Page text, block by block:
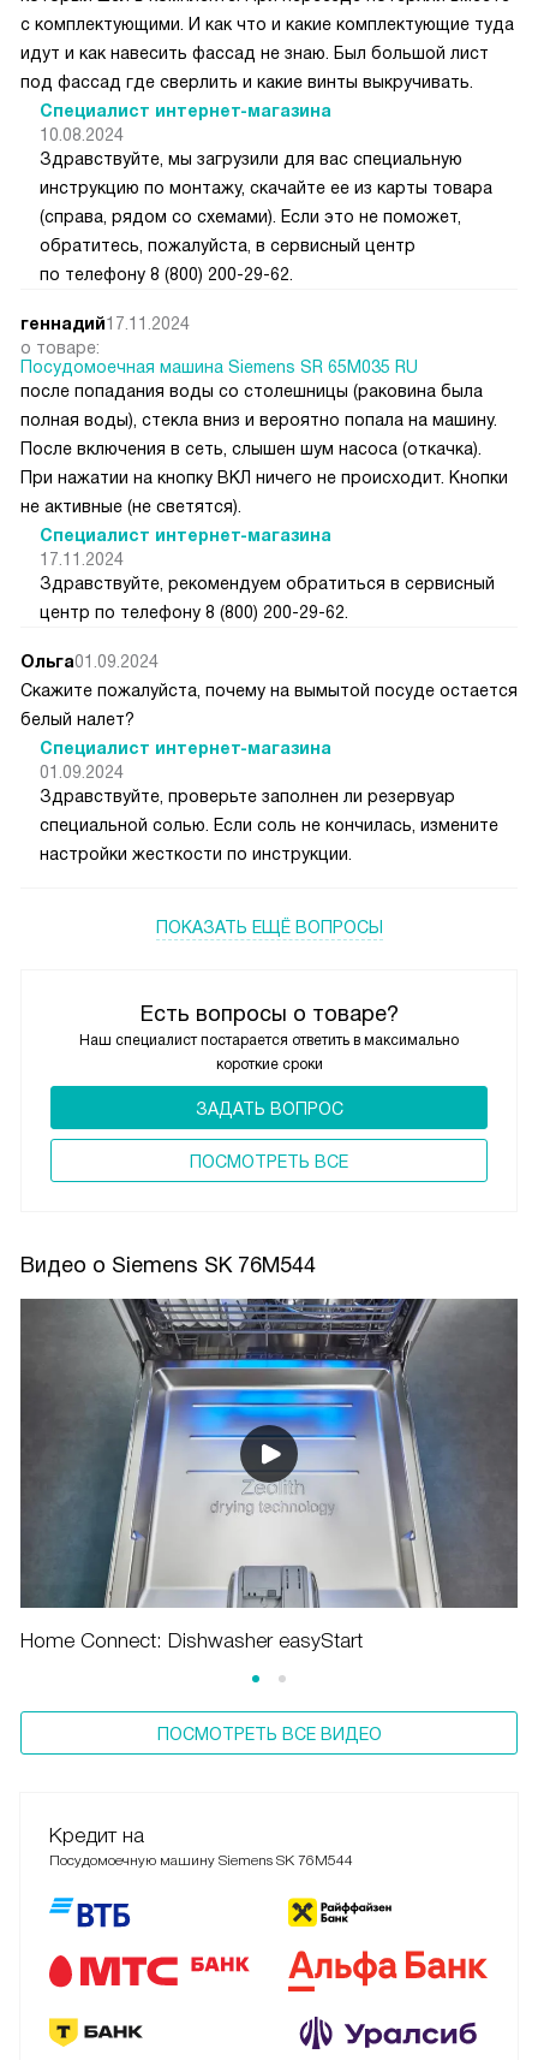
Есть вопросы о товаре?
Наш специалист постарается ответить в максимально
короткие сроки
ЗАДАТЬ ВОПРОС
ПОCМОТРЕТЬ ВСЕ
с комплектующими. И как что и какие комплектующие туда
идут и как навесить фассад не знаю. Был большой лист
под фассад где сверлить и какие винты выкручивать.
Специалист интернет-магазина
10.08.2024
Здравствуйте, мы загрузили для вас специальную
инструкцию по монтажу, скачайте ее из карты товара
(справа, рядом со схемами). Если это не поможет,
обратитесь, пожалуйста, в сервисный центр
по телефону 8 (800) 200-29-62.
геннадий17.11.2024
о товаре:
Посудомоечная машина Siemens SR 65M035 RU
после попадания воды со столешницы (раковина была
полная воды), стекла вниз и вероятно попала на машину.
После включения в сеть, слышен шум насоса (откачка).
При нажатии на кнопку ВКЛ ничего не происходит. Кнопки
не активные (не светятся).
Специалист интернет-магазина
17.11.2024
Здравствуйте, рекомендуем обратиться в сервисный
центр по телефону 8 (800) 200-29-62.
Ольга01.09.2024
Скажите пожалуйста, почему на вымытой посуде остается
белый налет?
Специалист интернет-магазина
01.09.2024
Здравствуйте, проверьте заполнен ли резервуар
специальной солью. Если соль не кончилась, измените
настройки жесткости по инструкции.
ПОКАЗАТЬ ЕЩЁ ВОПРОСЫ
Видео о Siemens SK 76M544
Home Connect: Dishwasher easyStart
ПОСМОТРЕТЬ ВСЕ ВИДЕО
Кредит на
Посудомоечную машину Siemens SK 76M544